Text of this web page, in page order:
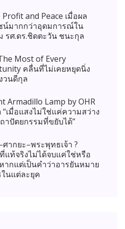
Profit and Peace เมื่อผล
น์มากกว่าอุดมการณ์ใน
รศ.ดร.ชิดตะวัน ชนะกุล
Most of Every
คลื่นที่ไม่เคยหยุดนิ่ง
วนดีกุล
Armadillo Lamp by OHR
“เมื่อแสงไม่ใช่แค่ความสว่าง
าปัตยกรรมที่ขยับได้”
ศากยะ–พระพุทธเจ้า ?
แท้จริงไม่ได้จบแค่ใช่หรือ
ากแต่เป็นคำว่าอารยันหมาย
ในแต่ละยุค